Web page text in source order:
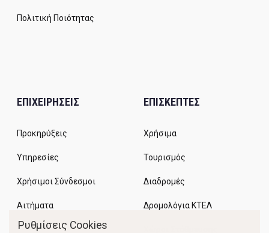
Πολιτική Ποιότητας
ΕΠΙΧΕΙΡΗΣΕΙΣ
Προκηρύξεις
Υπηρεσίες
Χρήσιμοι Σύνδεσμοι
Αιτήματα
ΕΠΙΣΚΕΠΤΕΣ
Χρήσιμα
Τουρισμός
Διαδρομές
Δρομολόγια ΚΤΕΛ
Ρυθμίσεις Cookies